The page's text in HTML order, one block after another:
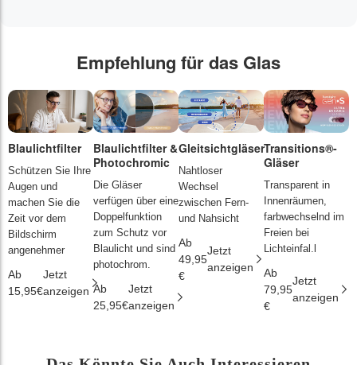
Empfehlung für das Glas
Blaulichtfilter
Schützen Sie Ihre
Augen und
machen Sie die
Zeit vor dem
Bildschirm
angenehmer
Ab
15,95€
Jetzt
anzeigen
Blaulichtfilter &
Photochromic
Die Gläser
verfügen über eine
Doppelfunktion
zum Schutz vor
Blaulicht und sind
photochrom.
Ab
25,95€
Jetzt
anzeigen
Gleitsichtgläser
Nahtloser
Wechsel
zwischen Fern-
und Nahsicht
Ab
49,95
€
Jetzt
anzeigen
Transitions®-
Gläser
Transparent in
Innenräumen,
farbwechselnd im
Freien bei
Lichteinfal.l
Ab
79,95
€
Jetzt
anzeigen